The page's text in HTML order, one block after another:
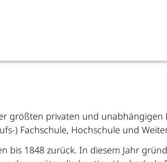
größten privaten und
) Fachschule, Hochschule und
bis 1848 zurück. In diesem Jahr